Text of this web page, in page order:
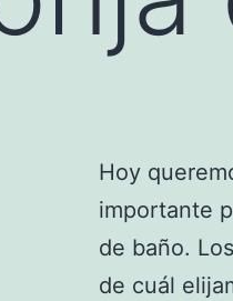
Hoy
importante
de baño.
de cuál